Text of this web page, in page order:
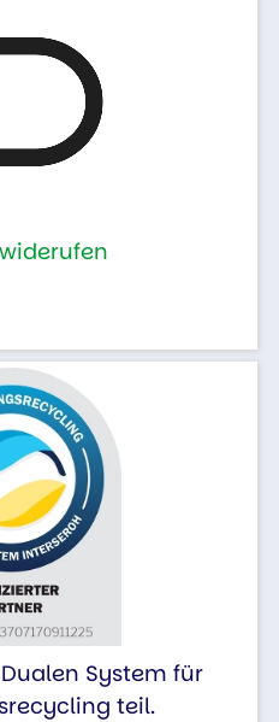
System für
teil.